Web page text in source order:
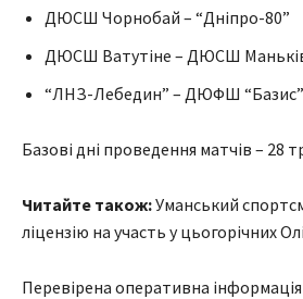
ДЮСШ Чорнобай – “Дніпро-80”
ДЮСШ Ватутіне – ДЮСШ
“ЛНЗ-Лебедин” – ДЮФШ “Базис”
Базові дні проведення матчів – 28
Читайте також:Уманський
ліцензію на участь у цьогорічних
Перевірена оперативна